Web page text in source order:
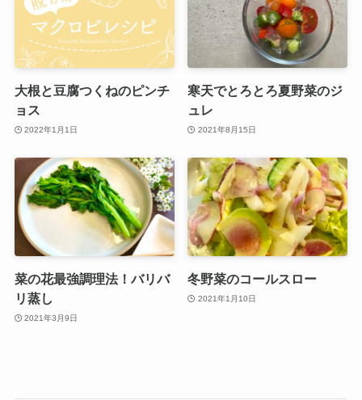
大根と豆腐つくねのピンチ
ョス
2022年1月1日
寒天でとろとろ夏野菜のジ
ュレ
2021年8月15日
菜の花最強調理法！バリバ
リ蒸し
2021年3月9日
冬野菜のコールスロー
2021年1月10日